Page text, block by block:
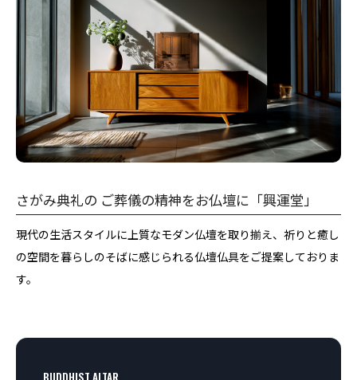
さがみ典礼の ご葬儀の精神をお仏壇に「興運堂」
現代の生活スタイルに上質なモダン仏壇を取り揃え、祈りと癒し
の空間を暮らしのそばに感じられる仏壇仏具をご提案しておりま
す。
BUDDHIST ALTAR